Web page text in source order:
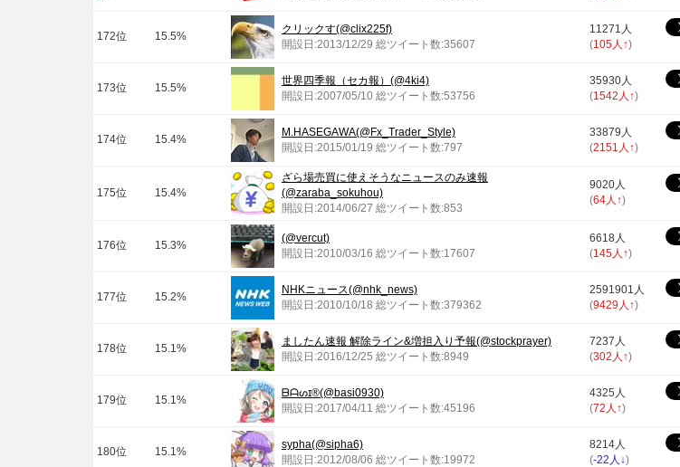
172位 15.5%
クリックす(@clix225f)
開設日:2013/12/29 総ツイート数:35607
11271人
(105人 ↑)
173位 15.5%
世界四季報（セカ報）(@4ki4)
開設日:2007/05/10 総ツイート数:53756
35930人
(1542人 ↑)
174位 15.4%
M.HASEGAWA(@Fx_Trader_Style)
開設日:2015/01/19 総ツイート数:797
33879人
(2151人 ↑)
175位 15.4%
ざら場売買に使えそうなニュースのみ速報
(@zaraba_sokuhou)
開設日:2014/06/27 総ツイート数:853
9020人
(64人 ↑)
176位 15.3%
(@vercut)
開設日:2010/03/16 総ツイート数:17607
6618人
(145人 ↑)
177位 15.2%
NHKニュース(@nhk_news)
開設日:2010/10/18 総ツイート数:379362
2591901人
(9429人 ↑)
178位 15.1%
ましたん速報 解除ライン&増担入り予報(@stockprayer)
開設日:2016/12/25 総ツイート数:8949
7237人
(302人 ↑)
179位 15.1%
ᗷᗩᔕɪ®︎(@basi0930)
開設日:2017/04/11 総ツイート数:45196
4325人
(72人 ↑)
180位 15.1%
sypha(@sipha6)
開設日:2012/08/06 総ツイート数:19972
8214人
(-22人 ↓)